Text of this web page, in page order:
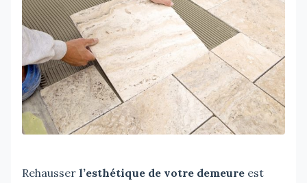
Rehausser l’esthétique de votre demeure est